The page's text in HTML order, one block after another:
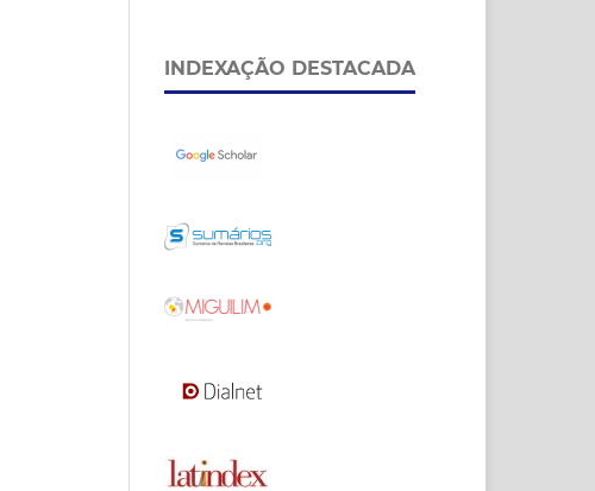
INDEXAÇÃO DESTACADA